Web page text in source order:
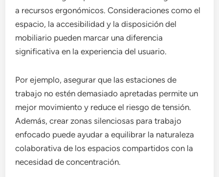
a recursos ergonómicos. Consideraciones como el
espacio, la accesibilidad y la disposición del
mobiliario pueden marcar una diferencia
significativa en la experiencia del usuario.
Por ejemplo, asegurar que las estaciones de
trabajo no estén demasiado apretadas permite un
mejor movimiento y reduce el riesgo de tensión.
Además, crear zonas silenciosas para trabajo
enfocado puede ayudar a equilibrar la naturaleza
colaborativa de los espacios compartidos con la
necesidad de concentración.